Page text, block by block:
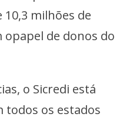
milhões de
opapel de donos do
o Sicredi está
todos os estados